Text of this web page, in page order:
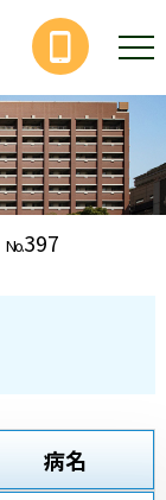
No.397
病名